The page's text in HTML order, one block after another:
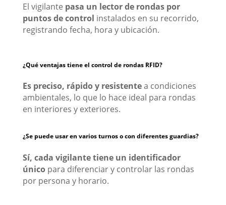
El vigilante pasa un lector de rondas por
puntos de control instalados en su recorrido,
registrando fecha, hora y ubicación.
¿Qué ventajas tiene el control de rondas RFID?
Es preciso, rápido y resistentea condiciones
ambientales, lo que lo hace ideal para rondas
en interiores y exteriores.
¿Se puede usar en varios turnos o con diferentes guardias?
Sí, cada vigilante tiene un identificador
únicopara diferenciar y controlar las rondas
por persona y horario.